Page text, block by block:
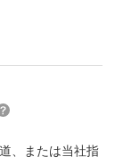
、または当社指